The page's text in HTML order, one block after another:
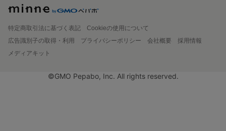
特定商取引法に基づく表記
Cookieの使用について
広告識別子の取得・利用
プライバシーポリシー 会社概要
採用情報
メディアキット
©GMO Pepabo, Inc. All rights reserved.